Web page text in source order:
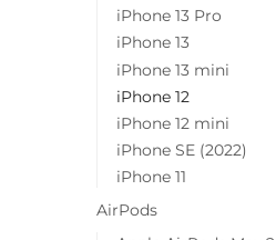
iPhone 13 Pro
iPhone 13
iPhone 13 mini
iPhone 12
iPhone 12 mini
iPhone SE (2022)
iPhone 11
AirPods